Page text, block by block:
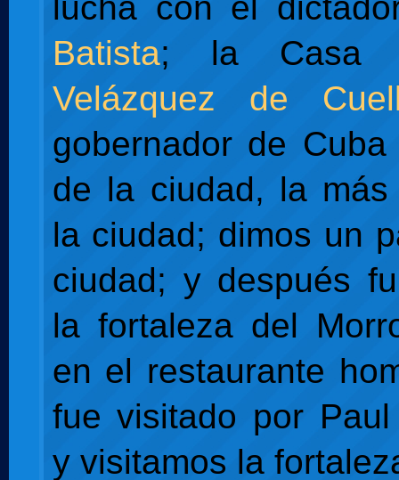
Batista; la
Velázquez de
gobernador de
de la ciudad, la
la ciudad; dimos un
ciudad; y después
la fortaleza del
en el restaurante
fue visitado por Paul
y visitamos la